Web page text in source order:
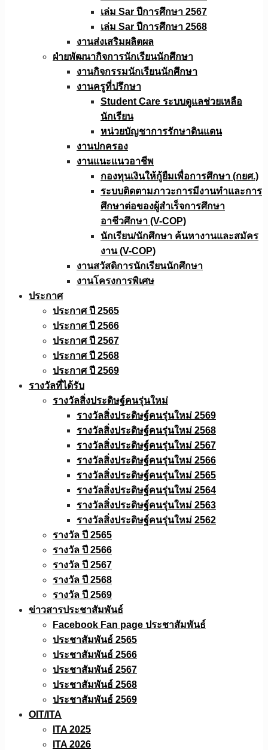
เล่ม Sar ปีการศึกษา 2567
เล่ม Sar ปีการศึกษา 2568
งานส่งเสริมผลิตผล
ฝ่ายพัฒนากิจการนักเรียนนักศึกษา
งานกิจกรรมนักเรียนนักศึกษา
งานครูที่ปรึกษา
Student Care ระบบดูแลช่วยเหลือ
นักเรียน
หน่วยบัญชาการรักษาดินแดน
งานปกครอง
งานแนะแนวอาชีพ
กองทุนเงินให้กู้ยืมเพื่อการศึกษา (กยศ.)
ระบบติดตามภาวะการมีงานทำและการ
ศึกษาต่อของผู้สำเร็จการศึกษา
อาชีวศึกษา (V-COP)
นักเรียน/นักศึกษา ค้นหางานและสมัคร
งาน (V-COP)
งานสวัสดิการนักเรียนนักศึกษา
งานโครงการพิเศษ
ประกาศ
ประกาศ ปี 2565
ประกาศ ปี 2566
ประกาศ ปี 2567
ประกาศ ปี 2568
ประกาศ ปี 2569
รางวัลที่ได้รับ
รางวัลสิ่งประดิษฐ์คนรุ่นใหม่
รางวัลสิ่งประดิษฐ์คนรุ่นใหม่ 2569
รางวัลสิ่งประดิษฐ์คนรุ่นใหม่ 2568
รางวัลสิ่งประดิษฐ์คนรุ่นใหม่ 2567
รางวัลสิ่งประดิษฐ์คนรุ่นใหม่ 2566
รางวัลสิ่งประดิษฐ์คนรุ่นใหม่ 2565
รางวัลสิ่งประดิษฐ์คนรุ่นใหม่ 2564
รางวัลสิ่งประดิษฐ์คนรุ่นใหม่ 2563
รางวัลสิ่งประดิษฐ์คนรุ่นใหม่ 2562
รางวัล ปี 2565
รางวัล ปี 2566
รางวัล ปี 2567
รางวัล ปี 2568
รางวัล ปี 2569
ข่าวสารประชาสัมพันธ์
Facebook Fan page ประชาสัมพันธ์
ประชาสัมพันธ์ 2565
ประชาสัมพันธ์ 2566
ประชาสัมพันธ์ 2567
ประชาสัมพันธ์ 2568
ประชาสัมพันธ์ 2569
OIT/ITA
ITA 2025
ITA 2026